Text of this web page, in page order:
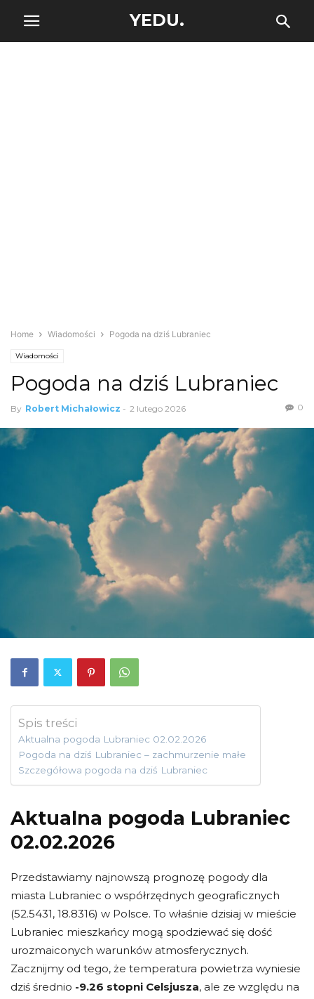
YEDU.
Home Wiadomości Pogoda na dziś Lubraniec
Wiadomości
Pogoda na dziś Lubraniec
By Robert Michałowicz - 2 lutego 2026 0
Spis treści
Aktualna pogoda Lubraniec 02.02.2026
Pogoda na dziś Lubraniec – zachmurzenie małe
Szczegółowa pogoda na dziś Lubraniec
Aktualna pogoda Lubraniec
02.02.2026
Przedstawiamy najnowszą prognozę pogody dla
miasta Lubraniec o współrzędnych geograficznych
(52.5431, 18.8316) w Polsce. To właśnie dzisiaj w mieście
Lubraniec mieszkańcy mogą spodziewać się dość
urozmaiconych warunków atmosferycznych.
Zacznijmy od tego, że temperatura powietrza wyniesie
dziś średnio -9.26 stopni Celsjusza, ale ze względu na